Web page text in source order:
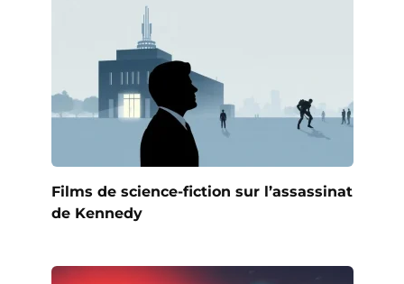
Films de science-fiction sur l’assassinat
de Kennedy